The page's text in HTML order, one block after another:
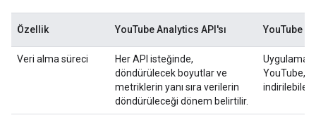
Özellik YouTube Analytics API'sı YouTube
Veri alma süreci
Her API isteğinde,
döndürülecek boyutlar ve
metriklerin yanı sıra verilerin
döndürüleceği dönem belirtilir.
YouTube,
indirilebilen